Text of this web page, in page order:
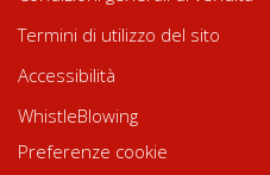
Termini di utilizzo del sito
Accessibilità
WhistleBlowing
Preferenze cookie